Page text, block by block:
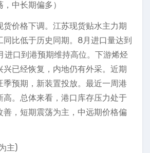
中长期偏多）
货价格下调。江苏现货贴水主力期
同比低于历史同期。8月进口量达到
进口到港预期维持高位。下游烯烃
兴已经恢复，内地仍有外采。近期
季预期，新装置投放。最近一周港
高。总体来看，港口库存压力处于
善，短期震荡为主，中远期价格偏
主)